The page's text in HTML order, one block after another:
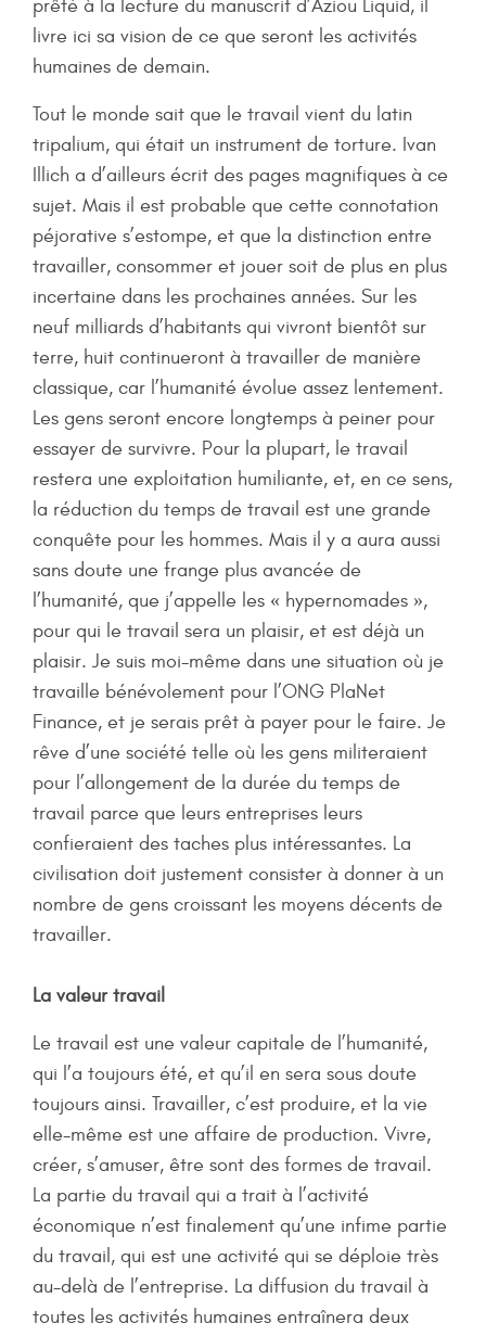
prêté à la lecture du manuscrit d’Aziou Liquid, il
livre ici sa vision de ce que seront les activités
humaines de demain.
Tout le monde sait que le travail vient du latin
tripalium, qui était un instrument de torture. Ivan
Illich a d’ailleurs écrit des pages magnifiques à ce
sujet. Mais il est probable que cette connotation
péjorative s’estompe, et que la distinction entre
travailler, consommer et jouer soit de plus en plus
incertaine dans les prochaines années. Sur les
neuf milliards d’habitants qui vivront bientôt sur
terre, huit continueront à travailler de manière
classique, car l’humanité évolue assez lentement.
Les gens seront encore longtemps à peiner pour
essayer de survivre. Pour la plupart, le travail
restera une exploitation humiliante, et, en ce sens,
la réduction du temps de travail est une grande
conquête pour les hommes. Mais il y a aura aussi
sans doute une frange plus avancée de
l’humanité, que j’appelle les « hypernomades »,
pour qui le travail sera un plaisir, et est déjà un
plaisir. Je suis moi-même dans une situation où je
travaille bénévolement pour l’ONG PlaNet
Finance, et je serais prêt à payer pour le faire. Je
rêve d’une société telle où les gens militeraient
pour l’allongement de la durée du temps de
travail parce que leurs entreprises leurs
confieraient des taches plus intéressantes. La
civilisation doit justement consister à donner à un
nombre de gens croissant les moyens décents de
travailler.
La valeur travail
Le travail est une valeur capitale de l’humanité,
qui l’a toujours été, et qu’il en sera sous doute
toujours ainsi. Travailler, c’est produire, et la vie
elle-même est une affaire de production. Vivre,
créer, s’amuser, être sont des formes de travail.
La partie du travail qui a trait à l’activité
économique n’est finalement qu’une infime partie
du travail, qui est une activité qui se déploie très
au-delà de l’entreprise. La diffusion du travail à
toutes les activités humaines entraînera deux